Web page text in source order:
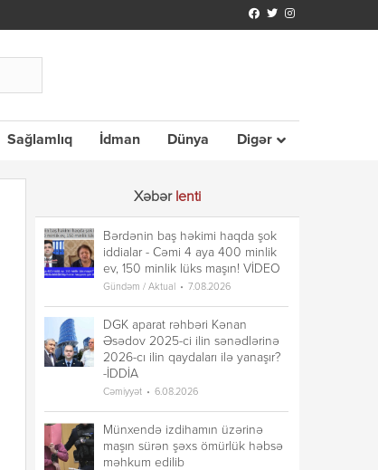
Sağlamlıq İdman Dünya Digər
Xəbər lenti
Bərdənin baş həkimi haqda şok
iddialar - Cəmi 4 aya 400 minlik
ev, 150 minlik lüks maşın! VİDEO
Gündəm / Aktual 7.08.2026
DGK aparat rəhbəri Kənan
Əsədov 2025-ci ilin sənədlərinə
2026-cı ilin qaydaları ilə yanaşır?
-İDDİA
Cəmiyyət 6.08.2026
Münxendə izdihamın üzərinə
maşın sürən şəxs ömürlük həbsə
məhkum edilib